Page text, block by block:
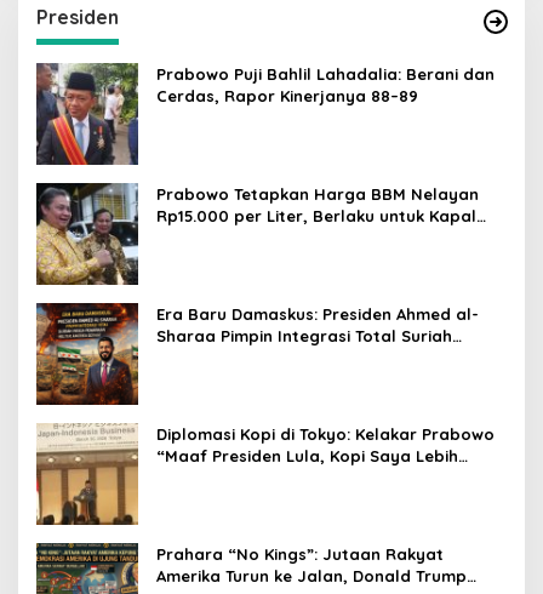
Presiden
Prabowo Puji Bahlil Lahadalia: Berani dan
Cerdas, Rapor Kinerjanya 88–89
Prabowo Tetapkan Harga BBM Nelayan
Rp15.000 per Liter, Berlaku untuk Kapal
Era Baru Damaskus: Presiden Ahmed al-
Sharaa Pimpin Integrasi Total Suriah
Diplomasi Kopi di Tokyo: Kelakar Prabowo
“Maaf Presiden Lula, Kopi Saya Lebih
Prahara “No Kings”: Jutaan Rakyat
Amerika Turun ke Jalan, Donald Trump